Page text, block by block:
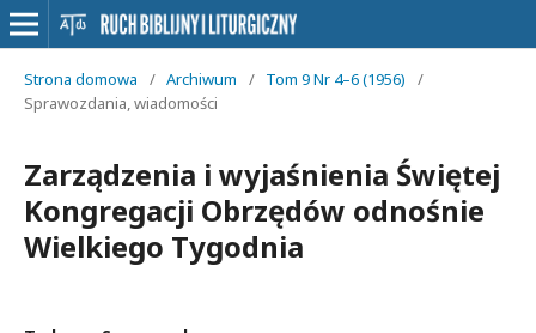
Strona domowa / Archiwum / Tom 9 Nr 4–6 (1956)
/
Sprawozdania, wiadomości
Zarządzenia i wyjaśnienia Świętej
Kongregacji Obrzędów odnośnie
Wielkiego Tygodnia